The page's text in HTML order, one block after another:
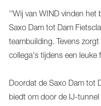
''Wij van WIND vinden het
Saxo Dam tot Dam
teambuilding. Tevens
collega's tijdens een leuke
Doordat de Saxo Dam tot
biedt om door de IJ-